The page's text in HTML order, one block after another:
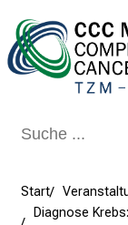
Start
Diagnose